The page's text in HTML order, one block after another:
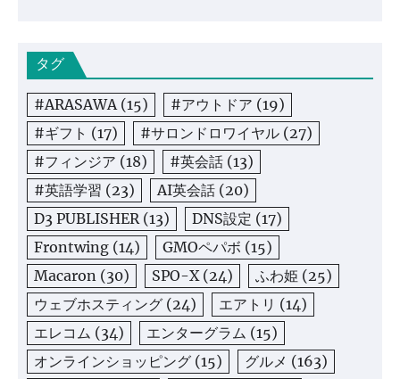
タグ
#ARASAWA (15) #アウトドア (19)
#ギフト (17) #サロンドロワイヤル (27)
#フィンジア (18) #英会話 (13)
#英語学習 (23) AI英会話 (20)
D3 PUBLISHER (13) DNS設定 (17)
Frontwing (14) GMOペパボ (15)
Macaron (30) SPO-X (24) ふわ姫 (25)
ウェブホスティング (24) エアトリ (14)
エレコム (34) エンターグラム (15)
オンラインショッピング (15) グルメ (163)